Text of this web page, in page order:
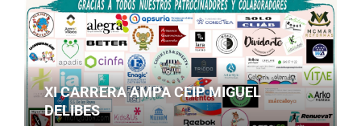
XI CARRERA AMPA CEIP MIGUEL
DELIBES